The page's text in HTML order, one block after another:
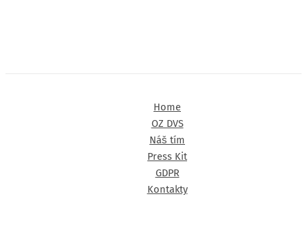
Home
OZ DVS
Náš tím
Press Kit
GDPR
Kontakty